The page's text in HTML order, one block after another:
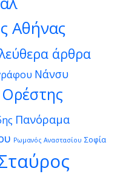
Αθήνας
άρθρα
Νάνσυ
Ορέστης
Πανόραμα
Ρωμανός Αναστασίου Σοφία